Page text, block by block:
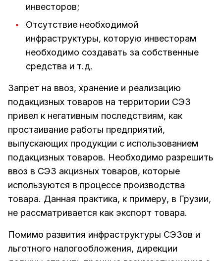
инвесторов;
Отсутствие необходимой
инфраструктуры, которую инвесторам
необходимо создавать за собственные
средства и т.д.
Запрет на ввоз, хранение и реализацию
подакцизных товаров на территории СЭЗ
привел к негативным последствиям, как
простаивание работы предприятий,
выпускающих продукции с использованием
подакцизных товаров. Необходимо разрешить
ввоз в СЭЗ акцизных товаров, которые
используются в процессе производства
товара. Данная практика, к примеру, в Грузии,
не рассматривается как экспорт товара.
Помимо развития инфраструктуры СЭЗов и
льготного налогообложения, дирекции